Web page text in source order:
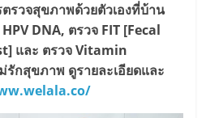
รวจสุขภาพด้วยตัวเองที่บ้าน
DNA, ตรวจ FIT [Fecal
และ ตรวจ Vitamin
รักสุขภาพ ดูรายละเอียดและ